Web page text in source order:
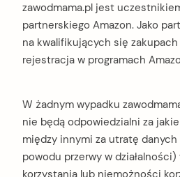
zawodmama.pl jest
partnerskiego Amazon. Jako
na kwalifikujących się
rejestracja w programach
W żadnym wypadku
nie będą odpowiedzialni za
między innymi za utratę danych
powodu przerwy w